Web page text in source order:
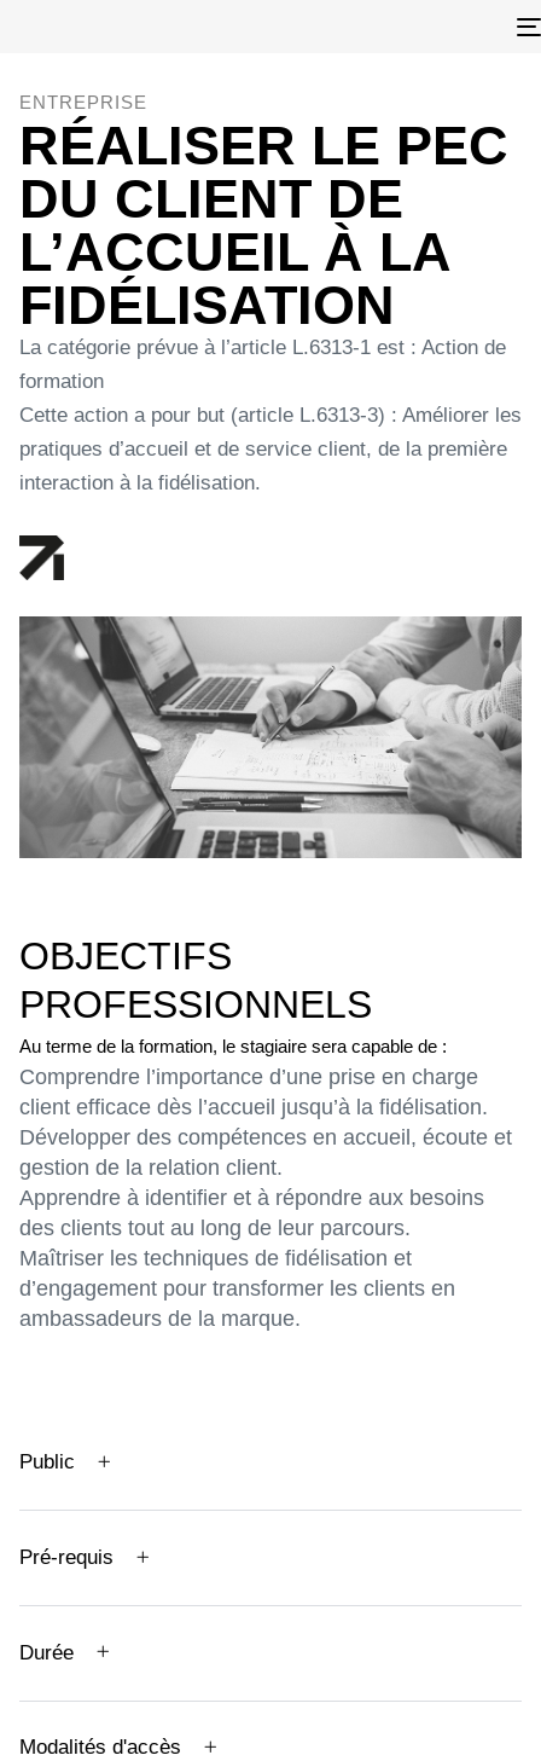
ENTREPRISE
RÉALISER LE PEC
DU CLIENT DE
L’ACCUEIL À LA
FIDÉLISATION
La catégorie prévue à l’article L.6313-1 est : Action de
formation
Cette action a pour but (article L.6313-3) : Améliorer les
pratiques d’accueil et de service client, de la première
interaction à la fidélisation.
OBJECTIFS
PROFESSIONNELS
Au terme de la formation, le stagiaire sera capable de :
Comprendre l’importance d’une prise en charge
client efficace dès l’accueil jusqu’à la fidélisation.
Développer des compétences en accueil, écoute et
gestion de la relation client.
Apprendre à identifier et à répondre aux besoins
des clients tout au long de leur parcours.
Maîtriser les techniques de fidélisation et
d’engagement pour transformer les clients en
ambassadeurs de la marque.
Public
Pré-requis
Durée
Modalités d'accès